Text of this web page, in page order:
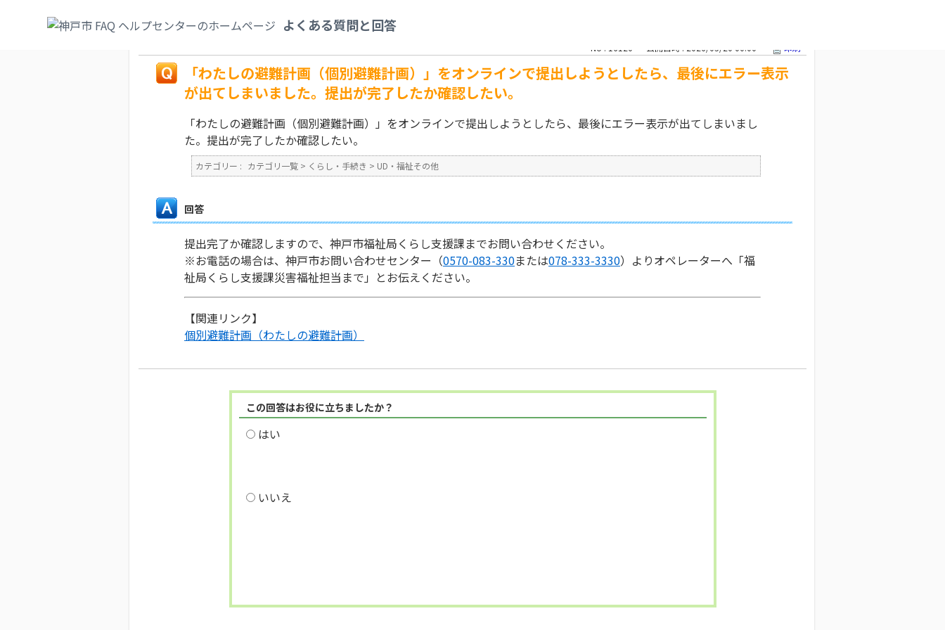
よくある質問と回答
ラー表示が出てしまいました。提出が完了したか確認したい。
No : 16120 公開日時 : 2026/05/20 00:00 印刷
「わたしの避難計画（個別避難計画）」をオンラインで提出しようとしたら、最後にエラー表示
が出てしまいました。提出が完了したか確認したい。
「わたしの避難計画（個別避難計画）」をオンラインで提出しようとしたら、最後にエラー表示が出てしまいまし
た。提出が完了したか確認したい。
カテゴリー : カテゴリ一覧 > くらし・手続き > UD・福祉その他
回答
提出完了か確認しますので、神戸市福祉局くらし支援課までお問い合わせください。
※お電話の場合は、神戸市お問い合わせセンター（0570-083-330または078-333-3330）よりオペレーターへ「福
祉局くらし支援課災害福祉担当まで」とお伝えください。
【関連リンク】
個別避難計画（わたしの避難計画）
この回答はお役に立ちましたか？
はい
いいえ